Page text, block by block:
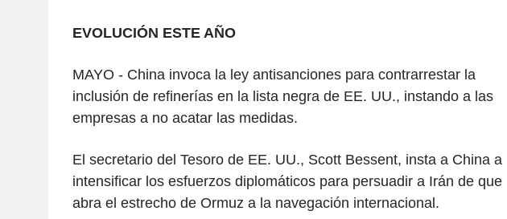
EVOLUCIÓN ESTE AÑO
MAYO - China invoca la ley antisanciones para contrarrestar la
inclusión de refinerías en la lista negra de EE. UU., instando a las
empresas a no acatar las medidas.
El secretario del Tesoro de EE. UU., Scott Bessent, insta a China a
intensificar los esfuerzos diplomáticos para persuadir a Irán de que
abra el estrecho de Ormuz a la navegación internacional.